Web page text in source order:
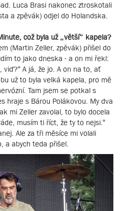
Luca Brasi nakonec ztroskotali
a zpěvák) odjel do Holandska.
což byla už „větší“ kapela?
(Martin Zeller, zpěvák) přišel do
to jako dneska - a on mi řekl:
viď?“ A já, že jo. A on na to, ať
už to byla velká kapela, pro mě
Tam jsem se potkal s
hraje s Bárou Polákovou. My dva
mi Zeller zavolal, to bylo docela
musím ti říct, že ty to nejsi.“
Ale za tři měsíce mi volali
a abych teda přišel.